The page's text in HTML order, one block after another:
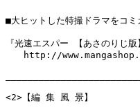
■大ヒットした特撮ドラマをコミ
『光速エスパー 【あさのりじ
http://
<2>【編 集 風 景】